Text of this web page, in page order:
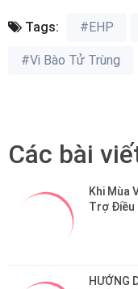
Tags: #EHP
#Vi Bào Tử Trùng
Các bài
​Khi Mùa
Trợ Điều